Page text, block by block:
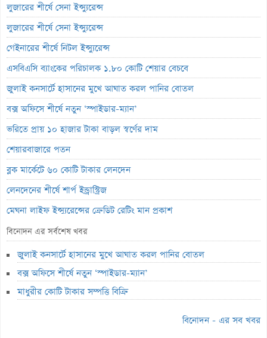
লুজারের শীর্ষে সেনা ইন্স্যুরেন্স
লুজারের শীর্ষে সেনা ইন্স্যুরেন্স
গেইনারের শীর্ষে নিটল ইন্স্যুরেন্স
এসবিএসি ব্যাংকের পরিচালক ১.৮০ কোটি শেয়ার বেচবে
জুলাই কনসার্টে হাসানের মুখে আঘাত করল পানির বোতল
বক্স অফিসে শীর্ষে নতুন ‘স্পাইডার-ম্যান’
ভরিতে প্রায় ১০ হাজার টাকা বাড়ল স্বর্ণের দাম
শেয়ারবাজারে পতন
ব্লক মার্কেটে ৬০ কোটি টাকার লেনদেন
লেনদেনের শীর্ষে শার্প ইন্ড্রাস্ট্রিজ
মেঘনা লাইফ ইন্স্যুরেন্সের ক্রেডিট রেটিং মান প্রকাশ
ব্যাংক হিসাব জব্দ ও এলসি সংকটে উৎপাদন বন্ধ: এস.আলম কোল্ড রোলড
পর্তুগালে প্রথমবারের মতো ওষুধ রপ্তানি শুরু করল রেনাটা
জিবিবি পাওয়ারের অস্বাভাবিক দর বৃদ্ধি
ন্যাশনাল ফিডের লোকসান বেড়েছে ১০ শতাংশ
বিনোদন এর সর্বশেষ খবর
জুলাই কনসার্টে হাসানের মুখে আঘাত করল পানির বোতল
বক্স অফিসে শীর্ষে নতুন ‘স্পাইডার-ম্যান’
মাধুরীর কোটি টাকার সম্পত্তি বিক্রি
বিনোদন - এর সব খবর